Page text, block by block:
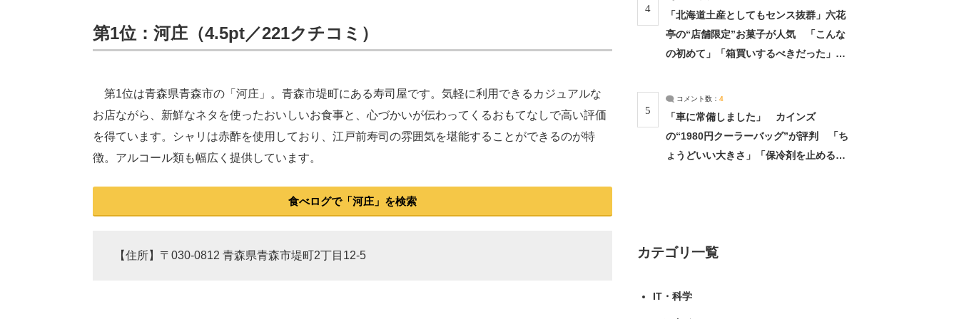
第1位：河庄（4.5pt／221クチコミ）
第1位は青森県青森市の「河庄」。青森市堤町にある寿司屋です。気軽に利用できるカジュアルな
お店ながら、新鮮なネタを使ったおいしいお食事と、心づかいが伝わってくるおもてなしで高い評価
を得ています。シャリは赤酢を使用しており、江戸前寿司の雰囲気を堪能することができるのが特
徴。アルコール類も幅広く提供しています。
食べログで「河庄」を検索
【住所】〒030-0812 青森県青森市堤町2丁目12-5
4
「北海道土産としてもセンス抜群」六花
亭の“店舗限定”お菓子が人気 「こんな
の初めて」「箱買いするべきだった」
5
コメント数： 4
「車に常備しました」 カインズ
の“1980円クーラーバッグ”が評判 「ち
ょうどいい大きさ」「保冷剤を止めるベ
カテゴリ一覧
IT・科学